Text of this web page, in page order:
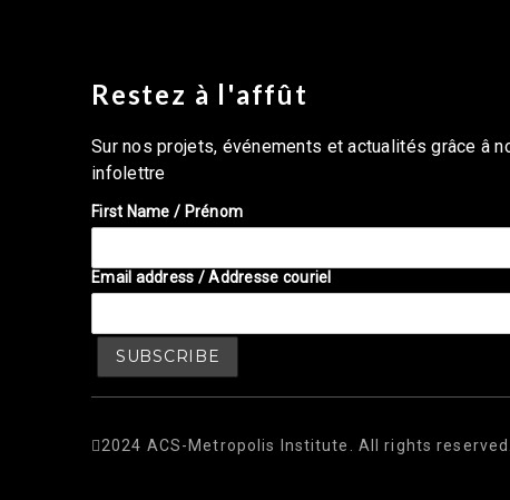
Restez à l'affût
Sur nos projets, événements et actualités grâce â
infolettre
First Name / Prénom
Email address / Addresse couriel
2024 ACS-Metropolis Institute. All rights reserved.